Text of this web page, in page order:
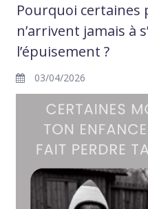
Pourquoi certaines
n’arrivent jamais à
l’épuisement ?
03/04/2026